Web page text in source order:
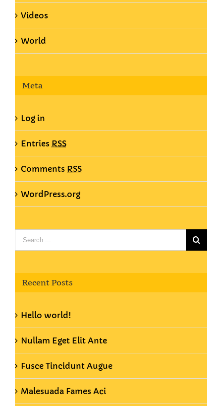
Videos
World
Meta
Log in
Entries RSS
Comments RSS
WordPress.org
Search
for:
Recent Posts
Hello world!
Nullam Eget Elit Ante
Fusce Tincidunt Augue
Malesuada Fames Aci